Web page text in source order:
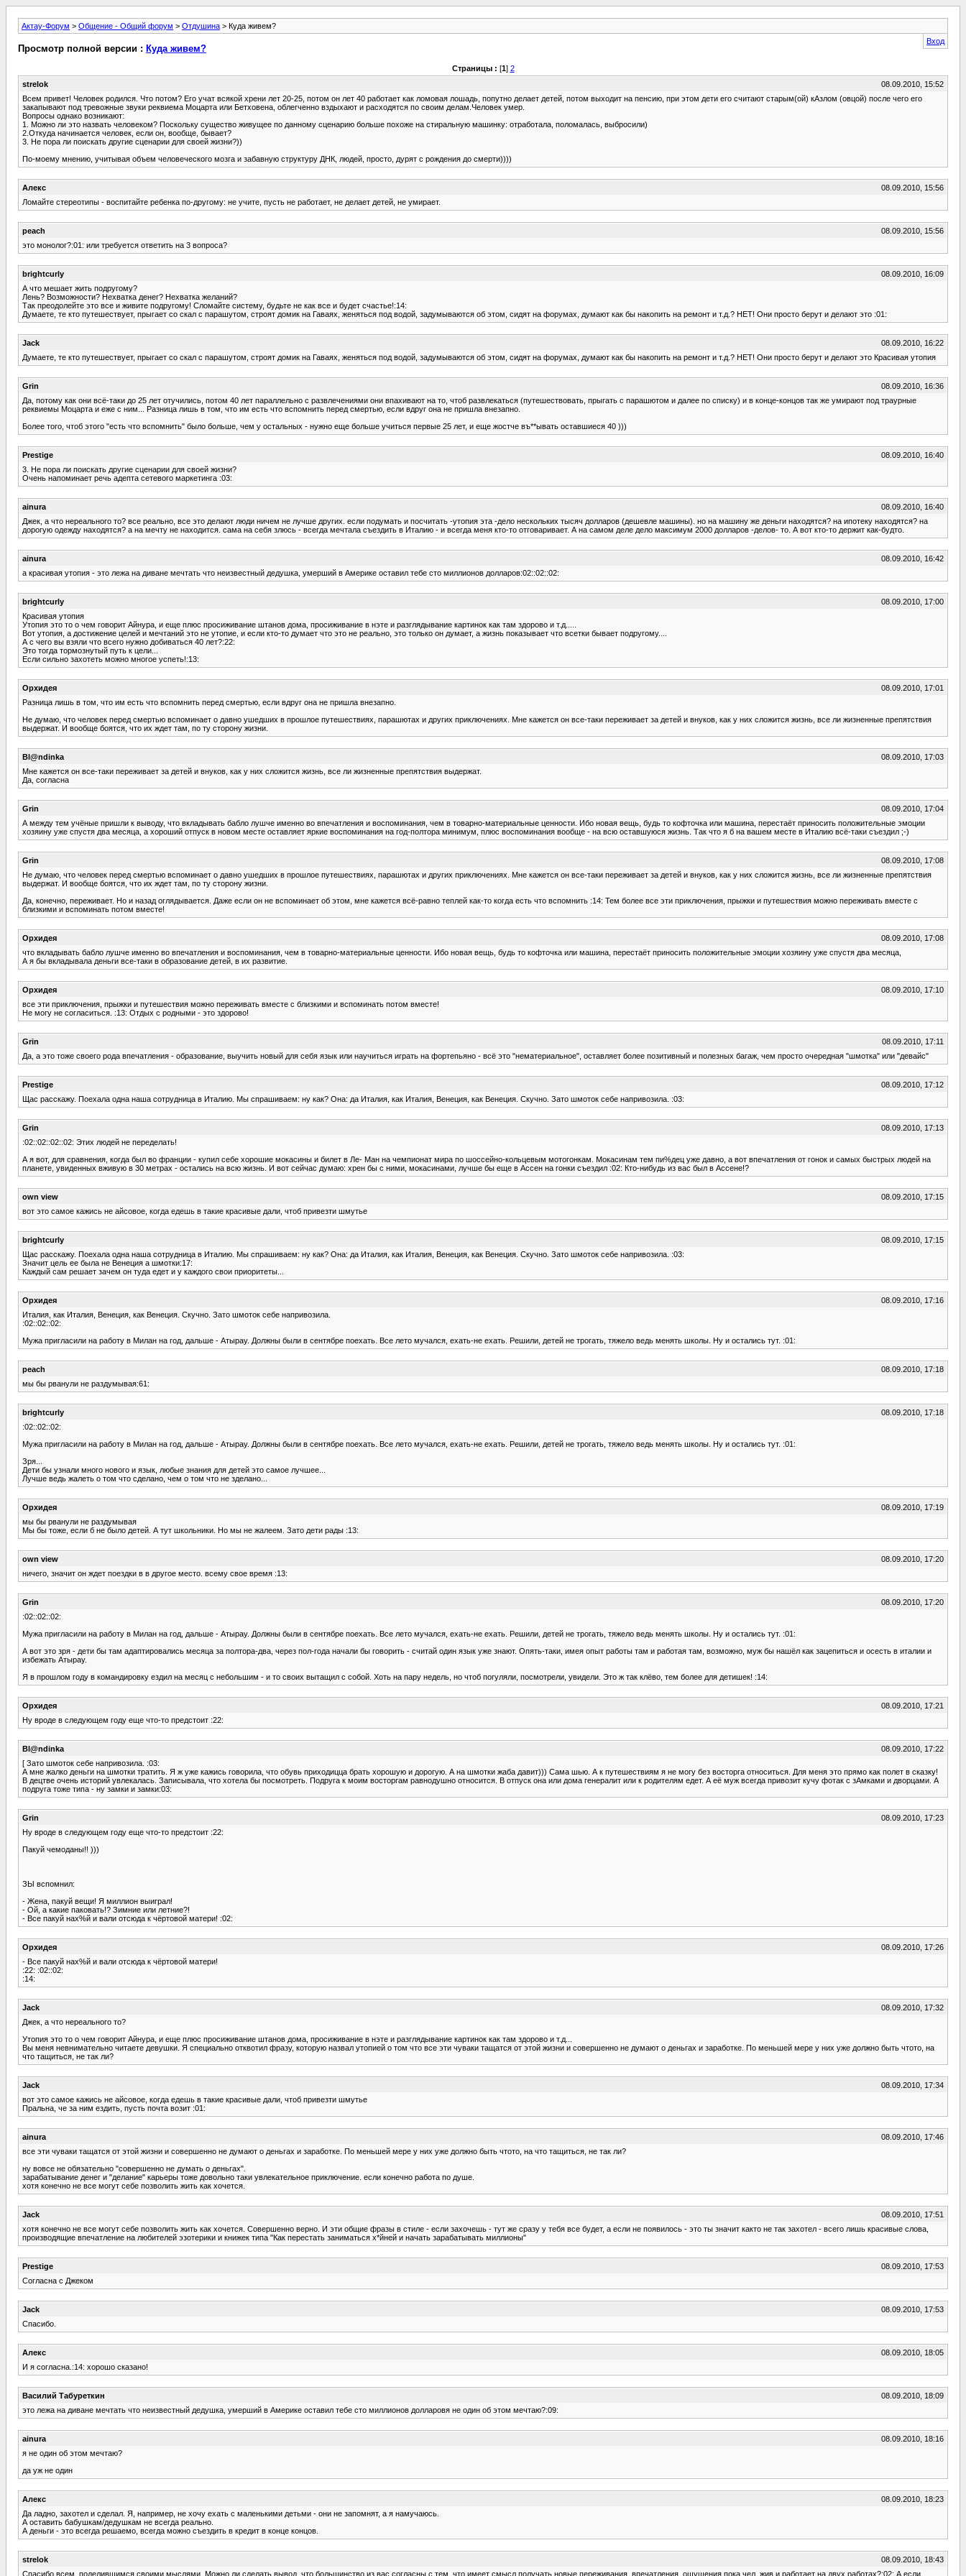
Актау-Форум > Общение - Общий форум > Отдушина > Куда живем?
Вход
Просмотр полной версии : Куда живем?
Страницы : [1] 2
strelok
08.09.2010, 15:52
Всем привет! Человек родился. Что потом? Его учат всякой хрени лет 20-25, потом он лет 40 работает как ломовая лошадь, попутно делает детей, потом выходит на пенсию, при этом дети его считают старым(ой) кАзлом (овцой) после чего его
закапывают под тревожные звуки реквиема Моцарта или Бетховена, облегченно вздыхают и расходятся по своим делам.Человек умер.
Вопросы однако возникают:
1. Можно ли это назвать человеком? Поскольку существо живущее по данному сценарию больше похоже на стиральную машинку: отработала, поломалась, выбросили)
2.Откуда начинается человек, если он, вообще, бывает?
3. Не пора ли поискать другие сценарии для своей жизни?))
По-моему мнению, учитывая объем человеческого мозга и забавную структуру ДНК, людей, просто, дурят с рождения до смерти))))
Алекс
08.09.2010, 15:56
Ломайте стереотипы - воспитайте ребенка по-другому: не учите, пусть не работает, не делает детей, не умирает.
peach
08.09.2010, 15:56
это монолог?:01: или требуется ответить на 3 вопроса?
brightcurly
08.09.2010, 16:09
А что мешает жить подругому?
Лень? Возможности? Нехватка денег? Нехватка желаний?
Так преодолейте это все и живите подругому! Сломайте систему, будьте не как все и будет счастье!:14:
Думаете, те кто путешествует, прыгает со скал с парашутом, строят домик на Гаваях, женяться под водой, задумываются об этом, сидят на форумах, думают как бы накопить на ремонт и т.д.? НЕТ! Они просто берут и делают это :01:
Jack
08.09.2010, 16:22
Думаете, те кто путешествует, прыгает со скал с парашутом, строят домик на Гаваях, женяться под водой, задумываются об этом, сидят на форумах, думают как бы накопить на ремонт и т.д.? НЕТ! Они просто берут и делают это Красивая утопия
Grin
08.09.2010, 16:36
Да, потому как они всё-таки до 25 лет отучились, потом 40 лет параллельно с развлечениями они впахивают на то, чтоб развлекаться (путешествовать, прыгать с парашютом и далее по списку) и в конце-концов так же умирают под траурные
реквиемы Моцарта и еже с ним... Разница лишь в том, что им есть что вспомнить перед смертью, если вдруг она не пришла внезапно.
Более того, чтоб этого "есть что вспомнить" было больше, чем у остальных - нужно еще больше учиться первые 25 лет, и еще жостче въ**ывать оставшиеся 40 )))
Prestige
08.09.2010, 16:40
3. Не пора ли поискать другие сценарии для своей жизни?
Очень напоминает речь адепта сетевого маркетинга :03:
ainura
08.09.2010, 16:40
Джек, а что нереального то? все реально, все это делают люди ничем не лучше других. если подумать и посчитать -утопия эта -дело нескольких тысяч долларов (дешевле машины). но на машину же деньги находятся? на ипотеку находятся? на
дорогую одежду находятся? а на мечту не находится. сама на себя злюсь - всегда мечтала съездить в Италию - и всегда меня кто-то отговаривает. А на самом деле дело максимум 2000 долларов -делов- то. А вот кто-то держит как-будто.
ainura
08.09.2010, 16:42
а красивая утопия - это лежа на диване мечтать что неизвестный дедушка, умерший в Америке оставил тебе сто миллионов долларов:02::02::02:
brightcurly
08.09.2010, 17:00
Красивая утопия
Утопия это то о чем говорит Айнура, и еще плюс просиживание штанов дома, просиживание в нэте и разглядывание картинок как там здорово и т.д.....
Вот утопия, а достижение целей и мечтаний это не утопие, и если кто-то думает что это не реально, это только он думает, а жизнь показывает что всетки бывает подругому....
А с чего вы взяли что всего нужно добиваться 40 лет?:22:
Это тогда тормознутый путь к цели...
Если сильно захотеть можно многое успеть!:13:
Орхидея
08.09.2010, 17:01
Разница лишь в том, что им есть что вспомнить перед смертью, если вдруг она не пришла внезапно.
Не думаю, что человек перед смертью вспоминает о давно ушедших в прошлое путешествиях, парашютах и других приключениях. Мне кажется он все-таки переживает за детей и внуков, как у них сложится жизнь, все ли жизненные препятствия
выдержат. И вообще боятся, что их ждет там, по ту сторону жизни.
Bl@ndinka
08.09.2010, 17:03
Мне кажется он все-таки переживает за детей и внуков, как у них сложится жизнь, все ли жизненные препятствия выдержат.
Да, согласна
Grin
08.09.2010, 17:04
А между тем учёные пришли к выводу, что вкладывать бабло лушче именно во впечатления и воспоминания, чем в товарно-материальные ценности. Ибо новая вещь, будь то кофточка или машина, перестаёт приносить положительные эмоции
хозяину уже спустя два месяца, а хороший отпуск в новом месте оставляет яркие воспоминания на год-полтора минимум, плюс воспоминания вообще - на всю оставшуюся жизнь. Так что я б на вашем месте в Италию всё-таки съездил ;-)
Grin
08.09.2010, 17:08
Не думаю, что человек перед смертью вспоминает о давно ушедших в прошлое путешествиях, парашютах и других приключениях. Мне кажется он все-таки переживает за детей и внуков, как у них сложится жизнь, все ли жизненные препятствия
выдержат. И вообще боятся, что их ждет там, по ту сторону жизни.
Да, конечно, переживает. Но и назад оглядывается. Даже если он не вспоминает об этом, мне кажется всё-равно теплей как-то когда есть что вспомнить :14: Тем более все эти приключения, прыжки и путешествия можно переживать вместе с
близкими и вспоминать потом вместе!
Орхидея
08.09.2010, 17:08
что вкладывать бабло лушче именно во впечатления и воспоминания, чем в товарно-материальные ценности. Ибо новая вещь, будь то кофточка или машина, перестаёт приносить положительные эмоции хозяину уже спустя два месяца,
А я бы вкладывала деньги все-таки в образование детей, в их развитие.
Орхидея
08.09.2010, 17:10
все эти приключения, прыжки и путешествия можно переживать вместе с близкими и вспоминать потом вместе!
Не могу не согласиться. :13: Отдых с родными - это здорово!
Grin
08.09.2010, 17:11
Да, а это тоже своего рода впечатления - образование, выучить новый для себя язык или научиться играть на фортепьяно - всё это "нематериальное", оставляет более позитивный и полезных багаж, чем просто очередная "шмотка" или "девайс"
Prestige
08.09.2010, 17:12
Щас расскажу. Поехала одна наша сотрудница в Италию. Мы спрашиваем: ну как? Она: да Италия, как Италия, Венеция, как Венеция. Скучно. Зато шмоток себе напривозила. :03:
Grin
08.09.2010, 17:13
:02::02::02::02: Этих людей не переделать!
А я вот, для сравнения, когда был во франции - купил себе хорошие мокасины и билет в Ле- Ман на чемпионат мира по шоссейно-кольцевым мотогонкам. Мокасинам тем пи%дец уже давно, а вот впечатления от гонок и самых быстрых людей на
планете, увиденных вживую в 30 метрах - остались на всю жизнь. И вот сейчас думаю: хрен бы с ними, мокасинами, лучше бы еще в Ассен на гонки съездил :02: Кто-нибудь из вас был в Ассене!?
own view
08.09.2010, 17:15
вот это самое кажись не айсовое, когда едешь в такие красивые дали, чтоб привезти шмутье
brightcurly
08.09.2010, 17:15
Щас расскажу. Поехала одна наша сотрудница в Италию. Мы спрашиваем: ну как? Она: да Италия, как Италия, Венеция, как Венеция. Скучно. Зато шмоток себе напривозила. :03:
Значит цель ее была не Венеция а шмотки:17:
Каждый сам решает зачем он туда едет и у каждого свои приоритеты...
Орхидея
08.09.2010, 17:16
Италия, как Италия, Венеция, как Венеция. Скучно. Зато шмоток себе напривозила.
:02::02::02:
Мужа пригласили на работу в Милан на год, дальше - Атырау. Должны были в сентябре поехать. Все лето мучался, ехать-не ехать. Решили, детей не трогать, тяжело ведь менять школы. Ну и остались тут. :01:
peach
08.09.2010, 17:18
мы бы рванули не раздумывая:61:
brightcurly
08.09.2010, 17:18
:02::02::02:
Мужа пригласили на работу в Милан на год, дальше - Атырау. Должны были в сентябре поехать. Все лето мучался, ехать-не ехать. Решили, детей не трогать, тяжело ведь менять школы. Ну и остались тут. :01:
Зря...
Дети бы узнали много нового и язык, любые знания для детей это самое лучшее...
Лучше ведь жалеть о том что сделано, чем о том что не зделано...
Орхидея
08.09.2010, 17:19
мы бы рванули не раздумывая
Мы бы тоже, если б не было детей. А тут школьники. Но мы не жалеем. Зато дети рады :13:
own view
08.09.2010, 17:20
ничего, значит он ждет поездки в в другое место. всему свое время :13:
Grin
08.09.2010, 17:20
:02::02::02:
Мужа пригласили на работу в Милан на год, дальше - Атырау. Должны были в сентябре поехать. Все лето мучался, ехать-не ехать. Решили, детей не трогать, тяжело ведь менять школы. Ну и остались тут. :01:
А вот это зря - дети бы там адаптировались месяца за полтора-два, через пол-года начали бы говорить - считай один язык уже знают. Опять-таки, имея опыт работы там и работая там, возможно, муж бы нашёл как зацепиться и осесть в италии и
избежать Атырау.
Я в прошлом году в командировку ездил на месяц с небольшим - и то своих вытащил с собой. Хоть на пару недель, но чтоб погуляли, посмотрели, увидели. Это ж так клёво, тем более для детишек! :14:
Орхидея
08.09.2010, 17:21
Ну вроде в следующем году еще что-то предстоит :22:
Bl@ndinka
08.09.2010, 17:22
[ Зато шмоток себе напривозила. :03:
А мне жалко деньги на шмотки тратить. Я ж уже кажись говорила, что обувь приходицца брать хорошую и дорогую. А на шмотки жаба давит))) Сама шью. А к путешествиям я не могу без восторга относиться. Для меня это прямо как полет в сказку!
В децтве очень историй увлекалась. Записывала, что хотела бы посмотреть. Подруга к моим восторгам равнодушно относится. В отпуск она или дома генералит или к родителям едет. А её муж всегда привозит кучу фотак с зАмками и дворцами. А
подруга тоже типа - ну замки и замки:03:
Grin
08.09.2010, 17:23
Ну вроде в следующем году еще что-то предстоит :22:
Пакуй чемоданы!! )))
ЗЫ вспомнил:
- Жена, пакуй вещи! Я миллион выиграл!
- Ой, а какие паковать!? Зимние или летние?!
- Все пакуй нах%й и вали отсюда к чёртовой матери! :02:
Орхидея
08.09.2010, 17:26
- Все пакуй нах%й и вали отсюда к чёртовой матери!
:22: :02::02:
:14:
Jack
08.09.2010, 17:32
Джек, а что нереального то?
Утопия это то о чем говорит Айнура, и еще плюс просиживание штанов дома, просиживание в нэте и разглядывание картинок как там здорово и т.д...
Вы меня невнимательно читаете девушки. Я специально отквотил фразу, которую назвал утопией о том что все эти чуваки тащатся от этой жизни и совершенно не думают о деньгах и заработке. По меньшей мере у них уже должно быть чтото, на
что тащиться, не так ли?
Jack
08.09.2010, 17:34
вот это самое кажись не айсовое, когда едешь в такие красивые дали, чтоб привезти шмутье
Пральна, че за ним ездить, пусть почта возит :01:
ainura
08.09.2010, 17:46
все эти чуваки тащатся от этой жизни и совершенно не думают о деньгах и заработке. По меньшей мере у них уже должно быть чтото, на что тащиться, не так ли?
ну вовсе не обязательно "совершенно не думать о деньгах".
зарабатывание денег и "делание" карьеры тоже довольно таки увлекательное приключение. если конечно работа по душе.
хотя конечно не все могут себе позволить жить как хочется.
Jack
08.09.2010, 17:51
хотя конечно не все могут себе позволить жить как хочется. Совершенно верно. И эти общие фразы в стиле - если захочешь - тут же сразу у тебя все будет, а если не появилось - это ты значит както не так захотел - всего лишь красивые слова,
производящие впечатление на любителей эзотерики и книжек типа "Как перестать заниматься х*йней и начать зарабатывать миллионы"
Prestige
08.09.2010, 17:53
Согласна с Джеком
Jack
08.09.2010, 17:53
Спасибо.
Алекс
08.09.2010, 18:05
И я согласна.:14: хорошо сказано!
Василий Табуреткин
08.09.2010, 18:09
это лежа на диване мечтать что неизвестный дедушка, умерший в Америке оставил тебе сто миллионов долларовя не один об этом мечтаю?:09:
ainura
08.09.2010, 18:16
я не один об этом мечтаю?
да уж не один
Алекс
08.09.2010, 18:23
Да ладно, захотел и сделал. Я, например, не хочу ехать с маленькими детьми - они не запомнят, а я намучаюсь.
А оставить бабушкам/дедушкам не всегда реально.
А деньги - это всегда решаемо, всегда можно съездить в кредит в конце концов.
strelok
08.09.2010, 18:43
Спасибо всем, поделившимся своими мыслями. Можно ли сделать вывод, что большинство из вас согласны с тем, что имеет смысл получать новые переживания, впечатления, ощущения пока чел. жив и работает на двух работах?:02: А если